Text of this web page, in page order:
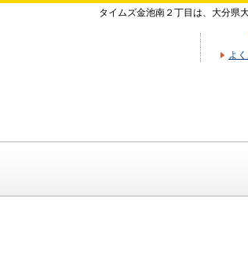
タイムズ金池南２丁目は、大分県
よ